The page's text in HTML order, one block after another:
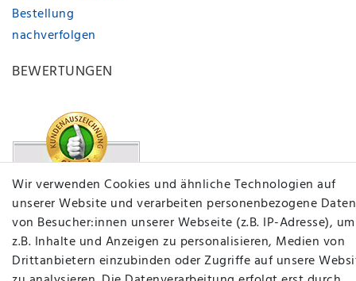
Bestellung
nachverfolgen
BEWERTUNGEN
Wir verwenden Cookies und ähnliche Technologien auf
unserer Website und verarbeiten personenbezogene Daten
von Besucher:innen unserer Webseite (z.B. IP-Adresse), um
z.B. Inhalte und Anzeigen zu personalisieren, Medien von
Drittanbietern einzubinden oder Zugriffe auf unsere